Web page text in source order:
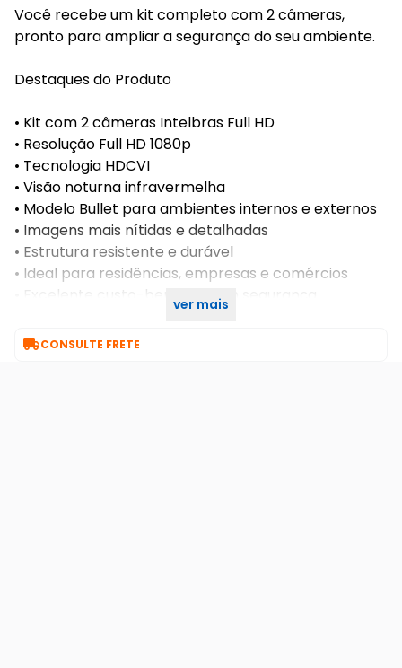
Você recebe um kit completo com 2 câmeras,
pronto para ampliar a segurança do seu ambiente.
Destaques do Produto
• Kit com 2 câmeras Intelbras Full HD
• Resolução Full HD 1080p
• Tecnologia HDCVI
• Visão noturna infravermelha
• Modelo Bullet para ambientes internos e externos
• Imagens mais nítidas e detalhadas
• Estrutura resistente e durável
• Ideal para residências, empresas e comércios
• Excelente custo-benefício em segurança
ver mais
CONSULTE FRETE